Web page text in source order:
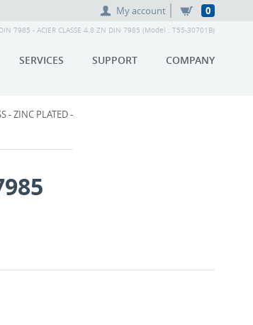
My account 0
DIN 7985 - ACIER CLASSE 4.8 ZN DIN 7985 (Model : T55-30701B)
SERVICES SUPPORT COMPANY
- ZINC PLATED -